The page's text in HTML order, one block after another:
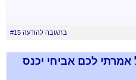
בתגובה להודעה #15
לכם אביחי יכנס